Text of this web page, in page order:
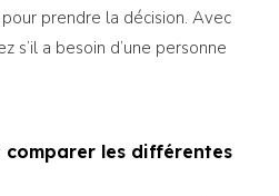
pour prendre la décision. Avec
s’il a besoin d’une personne
comparer les différentes